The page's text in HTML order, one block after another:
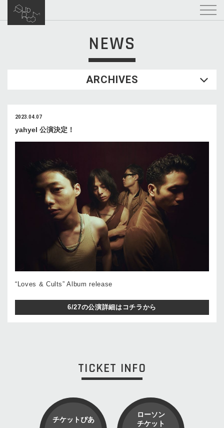
NEWS
ARCHIVES
2023.04.07
yahyel 公演決定！
“Loves & Cults” Album release
6/27の公演詳細はコチラから
TICKET INFO
チケットぴあ
ローソン
チケット